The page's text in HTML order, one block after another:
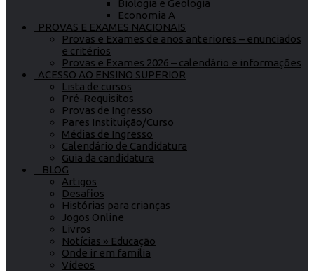
Biologia e Geologia
Economia A
PROVAS E EXAMES NACIONAIS
Provas e Exames de anos anteriores – enunciados
e critérios
Provas e Exames 2026 – calendário e informações
ACESSO AO ENSINO SUPERIOR
Lista de cursos
Pré-Requisitos
Provas de Ingresso
Pares Instituição/Curso
Médias de Ingresso
Calendário de Candidatura
Guia da candidatura
BLOG
Artigos
Desafios
Histórias para crianças
Jogos Online
Livros
Notícias » Educação
Onde ir em família
Vídeos